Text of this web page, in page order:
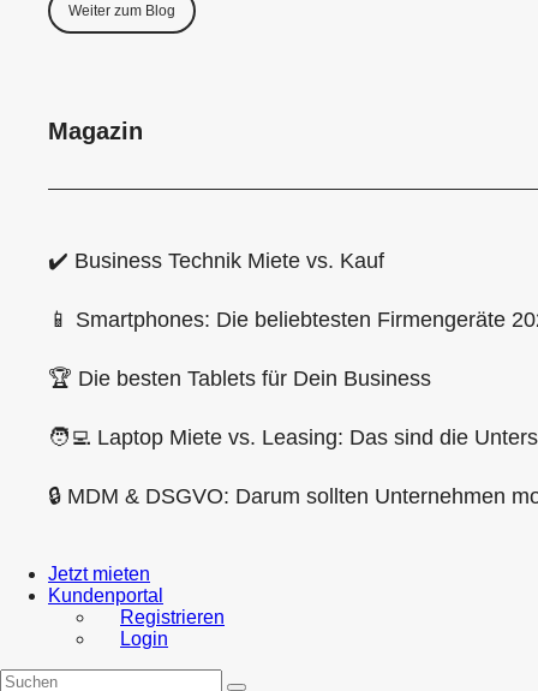
Weiter zum Blog
Magazin
✔️ Business Technik Miete vs. Kauf
📱 Smartphones: Die beliebtesten Firmengeräte
🏆 Die besten Tablets für Dein Business
🧑‍💻 Laptop Miete vs. Leasing: Das sind die
🔒 MDM & DSGVO: Darum sollten Unternehmen
Jetzt mieten
Kundenportal
Registrieren
Login